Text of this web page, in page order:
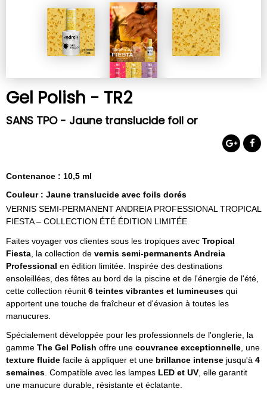
Gel Polish - TR2
SANS TPO - Jaune translucide foil or
Contenance : 10,5 ml
Couleur : Jaune translucide avec foils dorés
VERNIS SEMI-PERMANENT ANDREIA PROFESSIONAL TROPICAL
FIESTA – COLLECTION ÉTÉ ÉDITION LIMITÉE
Faites voyager vos clientes sous les tropiques avec Tropical
Fiesta, la collection de vernis semi-permanents Andreia
Professional en édition limitée. Inspirée des destinations
ensoleillées, des fêtes au bord de la piscine et de l'énergie de l'été,
cette collection réunit 6 teintes vibrantes et lumineuses qui
apportent une touche de fraîcheur et d'évasion à toutes les
manucures.
Spécialement développée pour les professionnels de l'onglerie, la
gamme The Gel Polish offre une couvrance exceptionnelle , une
texture fluide facile à appliquer et une brillance intense jusqu'à 4
semaines . Compatible avec les lampes LED et UV , elle garantit
une manucure durable, résistante et éclatante.